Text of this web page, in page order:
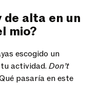
de alta en un
mio?
escogido un
actividad. Don’t
pasaría en este